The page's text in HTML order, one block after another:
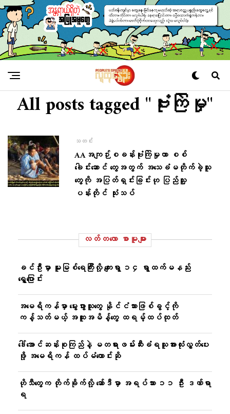
All posts tagged "ဗုံးကြဲမှု"
သတင်း
AAအကျဉ်းစခန်းဗုံးကြဲမှုဟာ စစ်
ခေါင်းဆောင် တွေအတွက် အသေခံမတိုက်ခဲ့သူ
တွေကို အပြတ်ရှင်းခြင်းဟု ပြည်သူ့
ပန်းတိုင် သုံးသပ်
လတ်တ‌လော စာမူများ
ခင်ဦးမှာ မူးမြစ်ရေကြီးလို့ ကျေးရွာ ၁၄ ရွာထက်မနည်း
ရွှေ့ပြောင်း
အမေရိကန်မှာ မွေးဖွားသူတွေ နိုင်ငံသားဖြစ်ခွင့်ကို
ကန့်သတ်မယ့် အထူးအမိန့်တွေ ထရမ့်ထပ်ထုတ်
ဒေါ်အောင်ဆန်းစုကြည်နဲ့ မတရားဖမ်းဆီးခံရသူအားလုံးလွှတ်ပေး
ဖို့ အမေရိကန် ထပ်မံတောင်းဆို
ဟိုသီတွေက တိုက်ခိုက်လို့ ဆော်ဒီမှာ အရပ်သား ၁၁ ဦး ဒဏ်ရာ
ရ